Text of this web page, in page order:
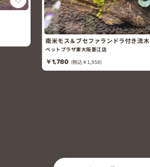
南米モス＆ブセファランドラ付き流木
ペットプラザ東大阪菱江店
￥1,780 (税込￥1,958)